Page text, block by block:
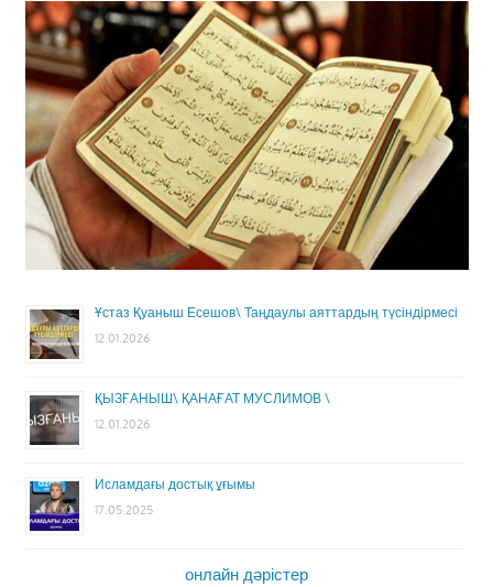
Ұстаз Қуаныш Есешов\ Таңдаулы аяттардың түсіндірмесі
12.01.2026
ҚЫЗҒАНЫШ\ ҚАНАҒАТ МУСЛИМОВ \
12.01.2026
Исламдағы достық ұғымы
17.05.2025
онлайн дәрістер